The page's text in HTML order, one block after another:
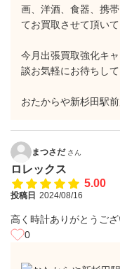
画、洋酒、食器、携
てお買取させて頂いて
今月出張買取強化キ
談お気軽にお待ちして
おたからや新杉田駅
まつさだ さん
ロレックス
5.00
投稿日 2024/08/16
高く時計ありがとうござ
0